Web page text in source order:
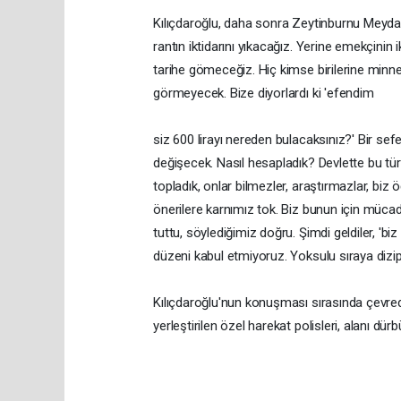
Kılıçdaroğlu, daha sonra Zeytinburnu
rantın iktidarını yıkacağız. Yerine
tarihe gömeceğiz. Hiç kimse birilerine
görmeyecek. Bize diyorlardı ki 'efendim
siz 600 lirayı nereden bulacaksınız?' Bir
değişecek. Nasıl hesapladık? Devlette bu
topladık, onlar bilmezler, araştırmazlar, biz
önerilere karnımız tok. Biz bunun için
tuttu, söylediğimiz doğru. Şimdi geldiler, 'biz
düzeni kabul etmiyoruz. Yoksulu sıraya
Kılıçdaroğlu'nun konuşması sırasında
yerleştirilen özel harekat polisleri, alanı